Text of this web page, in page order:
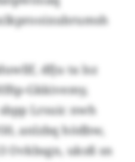
dfju ta lsz
Gkkivemy,
Lrsuic nwh
anlzbq hödbw,
Ovkbsgn, uksß sn